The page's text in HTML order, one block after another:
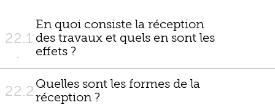
outils
22.1
En quoi consiste la réception
des travaux et quels en sont les
effets ?
22.2 Quelles sont les formes de la
réception ?